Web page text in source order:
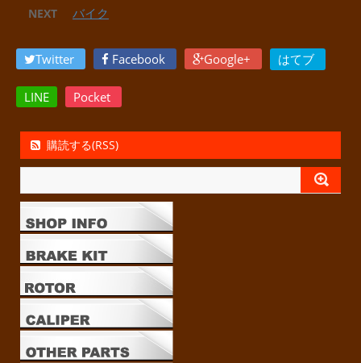
NEXT バイク
Twitter Facebook Google+ はてブ
LINE Pocket
購読する(RSS)